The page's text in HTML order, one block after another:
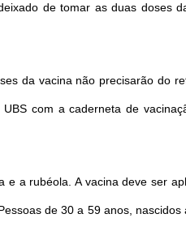
de tomar as duas doses
da vacina não precisarão do
com a caderneta de
a rubéola. A vacina deve ser
de 30 a 59 anos,